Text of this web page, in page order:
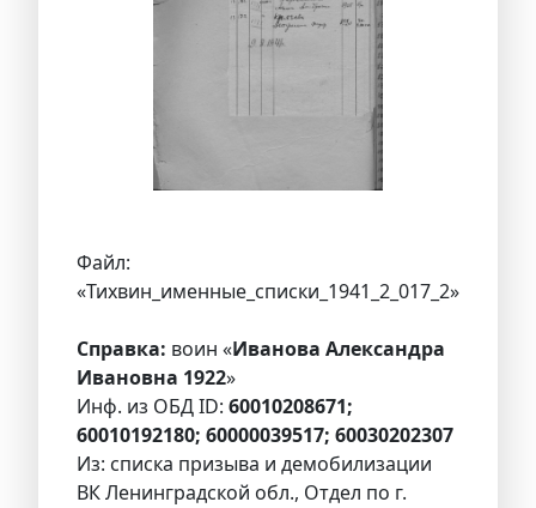
Файл:
«Тихвин_именные_списки_1941_2_017_2»
Справка: воин «Иванова Александра
Ивановна 1922»
Инф. из ОБД ID: 60010208671;
60010192180; 60000039517; 60030202307
Из: списка призыва и демобилизации
ВК Ленинградской обл., Отдел по г.